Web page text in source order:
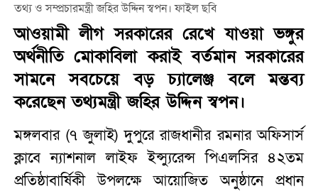
তথ্য ও সম্প্রচারমন্ত্রী জহির উদ্দিন স্বপন। ফাইল ছবি
আওয়ামী লীগ সরকারের রেখে যাওয়া ভঙ্গুর
অর্থনীতি মোকাবিলা করাই বর্তমান সরকারের
সামনে সবচেয়ে বড় চ্যালেঞ্জ বলে মন্তব্য
করেছেন তথ্যমন্ত্রী জহির উদ্দিন স্বপন।
মঙ্গলবার (৭ জুলাই) দুপুরে রাজধানীর রমনার অফিসার্স
ক্লাবে ন্যাশনাল লাইফ ইন্স্যুরেন্স পিএলসির ৪২তম
প্রতিষ্ঠাবার্ষিকী উপলক্ষে আয়োজিত অনুষ্ঠানে প্রধান